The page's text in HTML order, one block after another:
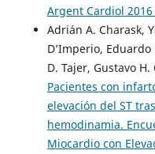
Argent Cardiol 2016
Adrián A. Charask,
D’Imperio,
D. Tajer, Gustavo
Pacientes con
elevación del ST
hemodinamia.
Miocardio con